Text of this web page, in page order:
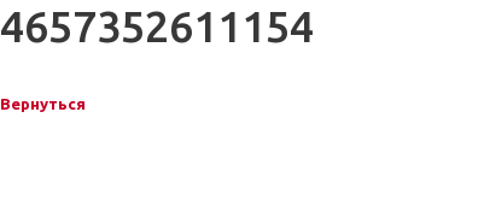
4657352611154
Вернуться